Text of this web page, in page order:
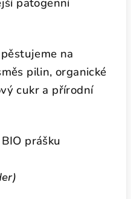
pěstujeme na
pilin, organické
cukr a přírodní
prášku